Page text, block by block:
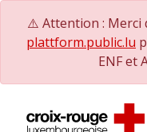
⚠️ Attention : Merci
plattform.public.lu
ENF et